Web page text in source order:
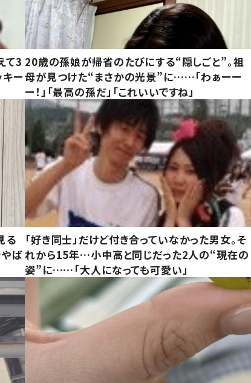
て3
ー
20歳の孫娘が帰省のたびにする“隠しごと”。祖
母が見つけた“まさかの光景”に……「わぁーー
ー！」「最高の孫だ」「これいいですね」
る
ば
「好き同士」だけど付き合っていなかった男女。そ
れから15年…小中高と同じだった2人の“現在の
姿”に……「大人になっても可愛い」